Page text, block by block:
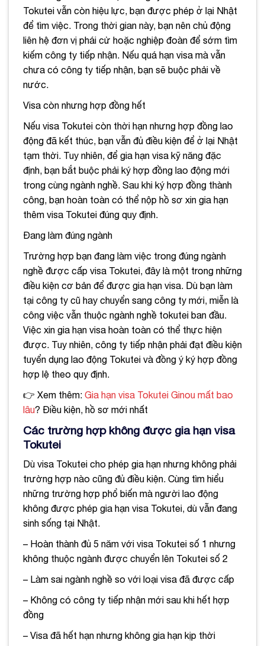
Tokutei vẫn còn hiệu lực, bạn được phép ở lại Nhật
để tìm việc. Trong thời gian này, bạn nên chủ động
liên hệ đơn vị phái cử hoặc nghiệp đoàn để sớm tìm
kiếm công ty tiếp nhận. Nếu quá hạn visa mà vẫn
chưa có công ty tiếp nhận, bạn sẽ buộc phải về
nước.
Visa còn nhưng hợp đồng hết
Nếu visa Tokutei còn thời hạn nhưng hợp đồng lao
động đã kết thúc, bạn vẫn đủ điều kiện để ở lại Nhật
tạm thời. Tuy nhiên, để gia hạn visa kỹ năng đặc
định, bạn bắt buộc phải ký hợp đồng lao động mới
trong cùng ngành nghề. Sau khi ký hợp đồng thành
công, bạn hoàn toàn có thể nộp hồ sơ xin gia hạn
thêm visa Tokutei đúng quy định.
Đang làm đúng ngành
Trường hợp bạn đang làm việc trong đúng ngành
nghề được cấp visa Tokutei, đây là một trong những
điều kiện cơ bản để được gia hạn visa. Dù bạn làm
tại công ty cũ hay chuyển sang công ty mới, miễn là
công việc vẫn thuộc ngành nghề tokutei ban đầu.
Việc xin gia hạn visa hoàn toàn có thể thực hiện
được. Tuy nhiên, công ty tiếp nhận phải đạt điều kiện
tuyển dụng lao động Tokutei và đồng ý ký hợp đồng
hợp lệ theo quy định.
👉 Xem thêm: Gia hạn visa Tokutei Ginou mất bao
lâu? Điều kiện, hồ sơ mới nhất
Các trường hợp không được gia hạn visa
Tokutei
Dù visa Tokutei cho phép gia hạn nhưng không phải
trường hợp nào cũng đủ điều kiện. Cùng tìm hiểu
những trường hợp phổ biến mà người lao động
không được phép gia hạn visa Tokutei, dù vẫn đang
sinh sống tại Nhật.
– Hoàn thành đủ 5 năm với visa Tokutei số 1 nhưng
không thuộc ngành được chuyển lên Tokutei số 2
– Làm sai ngành nghề so với loại visa đã được cấp
– Không có công ty tiếp nhận mới sau khi hết hợp
đồng
– Visa đã hết hạn nhưng không gia hạn kịp thời